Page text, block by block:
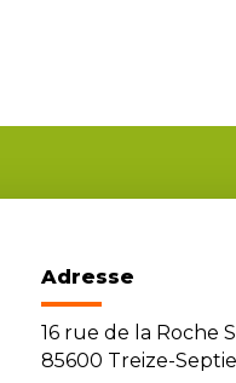
Adresse
16 rue de la Roche
85600 Treize-